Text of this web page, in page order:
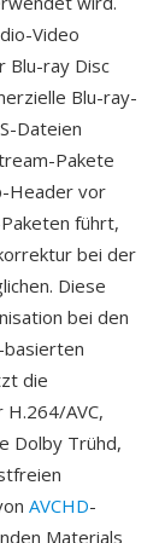
Video
Blu-ray Disc
Blu-ray-
Dateien
Pakete
Header vor
führt,
bei der
Diese
bei den
basierten
die
AVC,
Dolby Trühd,
AVCHD-
Materials